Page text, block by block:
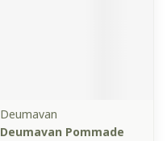
Deumavan
Deumavan Pommade